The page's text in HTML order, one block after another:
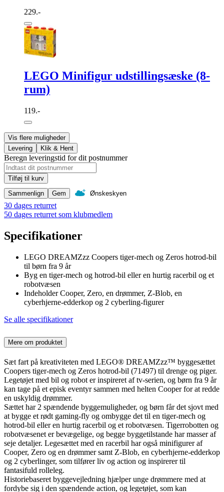
229.-
LEGO Minifigur udstillingsæske (8-
rum)
119.-
Vis flere muligheder
Levering
Klik & Hent
Beregn leveringstid for dit postnummer
Tilføj til kurv
Sammenlign
Gem Ønskeskyen
30 dages returret
50 dages returret som klubmedlem
Specifikationer
LEGO DREAMZzz Coopers tiger-mech og Zeros hotrod-bil
til børn fra 9 år
Byg en tiger-mech og hotrod-bil eller en hurtig racerbil og et
robotvæsen
Indeholder Cooper, Zero, en drømmer, Z-Blob, en
cyberhjerne-edderkop og 2 cyberling-figurer
Se alle specifikationer
Mere om produktet
Sæt fart på kreativiteten med LEGO® DREAMZzz™ byggesættet
Coopers tiger-mech og Zeros hotrod-bil (71497) til drenge og piger.
Legetøjet med bil og robot er inspireret af tv-serien, og børn fra 9 år
kan tage på et episk eventyr sammen med helten Cooper for at redde
en uskyldig drømmer.
Sættet har 2 spændende byggemuligheder, og børn får det sjovt med
at bygge et rødt gaming-fly og ombygge det til en tiger-mech og
hotrod-bil eller en hurtig racerbil og et robotvæsen. Tigerrobotten og
robotvæsenet er bevægelige, og begge byggetilstande har masser af
seje detaljer. Legesættet med en racerbil har også minifigurer af
Cooper, Zero og en drømmer samt Z-Blob, en cyberhjerne-edderkop
og 2 cyberlinger, som tilfører liv og action og inspirerer til
fantasifuld rolleleg.
Historiebaseret byggevejledning hjælper unge drømmere med at
fordybe sig i den spændende action, og legetøjet, som kan